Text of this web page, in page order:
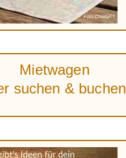
Mietwagen
suchen & buchen